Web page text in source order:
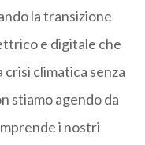
la transizione
e digitale che
climatica senza
stiamo agendo da
i nostri